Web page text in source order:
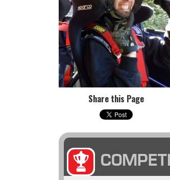
Share this Page